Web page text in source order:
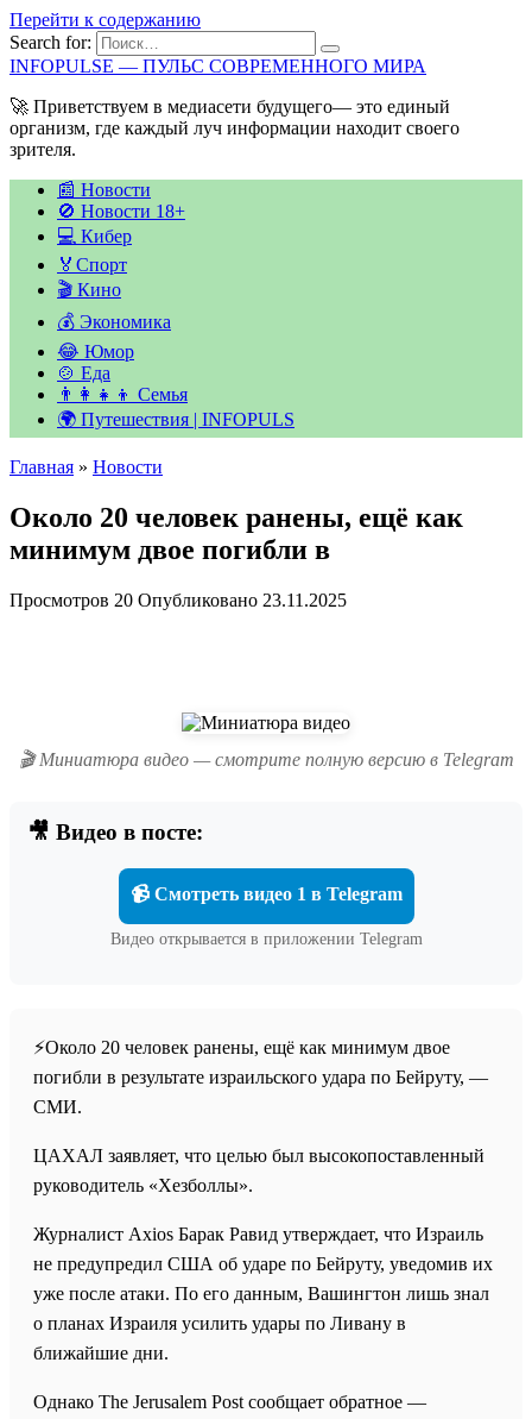
Перейти к содержанию
Search for:
INFOPULSE — ПУЛЬС СОВРЕМЕННОГО МИРА
🚀 Приветствуем в медиасети будущего— это единый
организм, где каждый луч информации находит своего
зрителя.
📰 Новости
🚫 Новости 18+
💻 Кибер
🏅Спорт
🎬 Кино
💰 Экономика
😂 Юмор
🍲 Еда
👨‍👩‍👧‍👦 Семья
🌍 Путешествия | INFOPULS
Главная » Новости
Около 20 человек ранены, ещё как
минимум двое погибли в
Просмотров 20 Опубликовано 23.11.2025
🎬 Миниатюра видео — смотрите полную версию в Telegram
🎥 Видео в посте:
📹 Смотреть видео 1 в Telegram
Видео открывается в приложении Telegram
⚡️Около 20 человек ранены, ещё как минимум двое
погибли в результате израильского удара по Бейруту, —
СМИ.
ЦАХАЛ заявляет, что целью был высокопоставленный
руководитель «Хезболлы».
Журналист Axios Барак Равид утверждает, что Израиль
не предупредил США об ударе по Бейруту, уведомив их
уже после атаки. По его данным, Вашингтон лишь знал
о планах Израиля усилить удары по Ливану в
ближайшие дни.
Однако The Jerusalem Post сообщает обратное —